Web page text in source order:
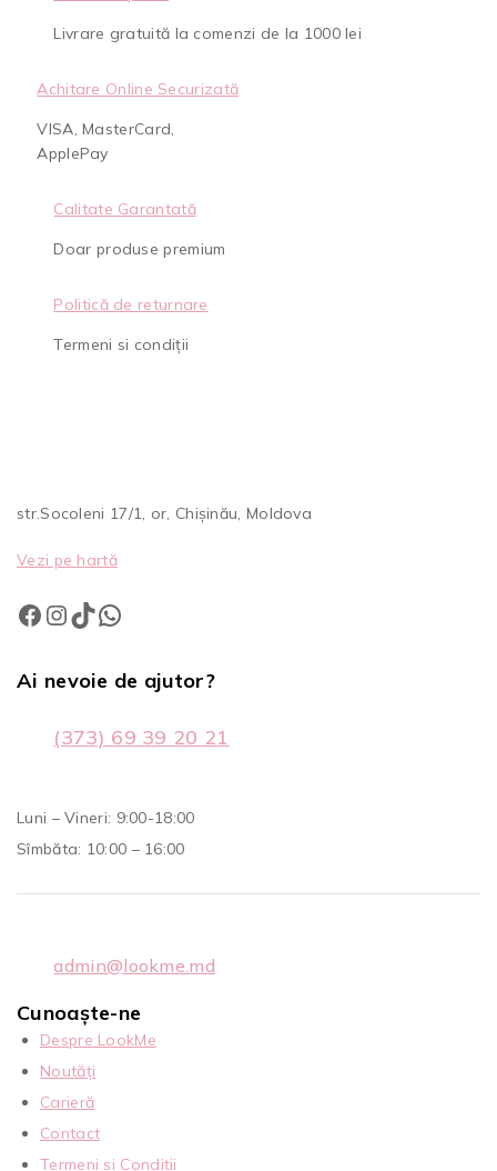
Livrare gratuită la comenzi de la 1000 lei
Achitare Online Securizată
VISA, MasterCard,
ApplePay
Calitate Garantată
Doar produse premium
Politică de returnare
Termeni si condiții
str.Socoleni 17/1, or, Chișinău, Moldova
Vezi pe hartă
Ai nevoie de ajutor?
(373) 69 39 20 21
Luni – Vineri: 9:00-18:00
Sîmbăta: 10:00 – 16:00
admin@lookme.md
Cunoaște-ne
Despre LookMe
Noutăți
Carieră
Contact
Termeni și Condiții